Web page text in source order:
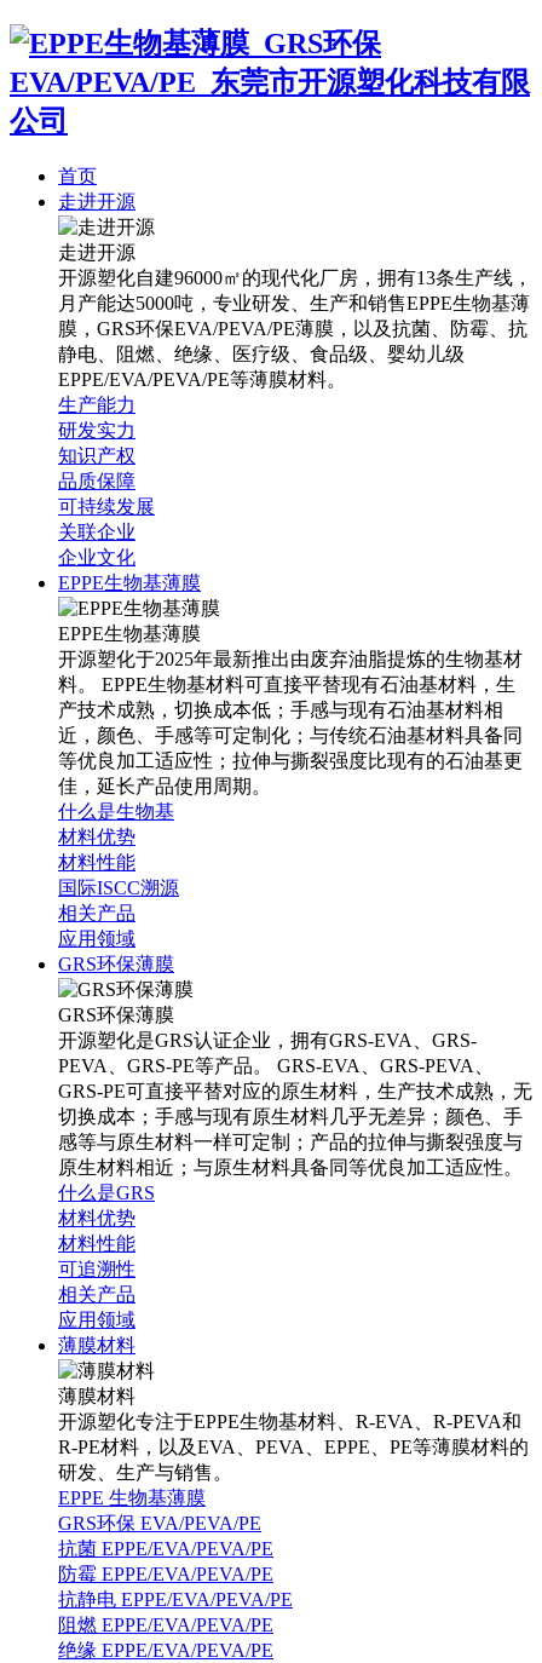
首页
走进开源
走进开源
开源塑化自建96000㎡的现代化厂房，拥有13条生产线，
月产能达5000吨，专业研发、生产和销售EPPE生物基薄
膜，GRS环保EVA/PEVA/PE薄膜，以及抗菌、防霉、抗
静电、阻燃、绝缘、医疗级、食品级、婴幼儿级
EPPE/EVA/PEVA/PE等薄膜材料。
生产能力
研发实力
知识产权
品质保障
可持续发展
关联企业
企业文化
EPPE生物基薄膜
EPPE生物基薄膜
开源塑化于2025年最新推出由废弃油脂提炼的生物基材
料。 EPPE生物基材料可直接平替现有石油基材料，生
产技术成熟，切换成本低；手感与现有石油基材料相
近，颜色、手感等可定制化；与传统石油基材料具备同
等优良加工适应性；拉伸与撕裂强度比现有的石油基更
佳，延长产品使用周期。
什么是生物基
材料优势
材料性能
国际ISCC溯源
相关产品
应用领域
GRS环保薄膜
GRS环保薄膜
开源塑化是GRS认证企业，拥有GRS-EVA、GRS-
PEVA、GRS-PE等产品。 GRS-EVA、GRS-PEVA、
GRS-PE可直接平替对应的原生材料，生产技术成熟，无
切换成本；手感与现有原生材料几乎无差异；颜色、手
感等与原生材料一样可定制；产品的拉伸与撕裂强度与
原生材料相近；与原生材料具备同等优良加工适应性。
什么是GRS
材料优势
材料性能
可追溯性
相关产品
应用领域
薄膜材料
薄膜材料
开源塑化专注于EPPE生物基材料、R-EVA、R-PEVA和
R-PE材料，以及EVA、PEVA、EPPE、PE等薄膜材料的
研发、生产与销售。
EPPE 生物基薄膜
GRS环保 EVA/PEVA/PE
抗菌 EPPE/EVA/PEVA/PE
防霉 EPPE/EVA/PEVA/PE
抗静电 EPPE/EVA/PEVA/PE
阻燃 EPPE/EVA/PEVA/PE
绝缘 EPPE/EVA/PEVA/PE